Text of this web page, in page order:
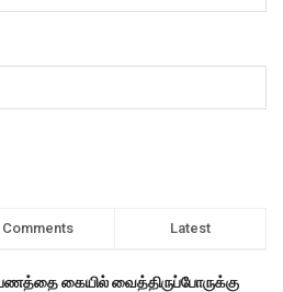
Comments Latest
பணத்தை கையில் வைத்திருப்போருக்கு